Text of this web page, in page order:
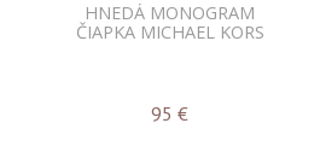
HNEDÁ MONOGRAM
ČIAPKA MICHAEL KORS
95 €